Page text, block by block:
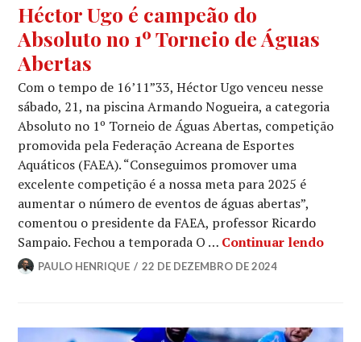
Héctor Ugo é campeão do
Absoluto no 1º Torneio de Águas
Abertas
Com o tempo de 16’11”33, Héctor Ugo venceu nesse
sábado, 21, na piscina Armando Nogueira, a categoria
Absoluto no 1º Torneio de Águas Abertas, competição
promovida pela Federação Acreana de Esportes
Aquáticos (FAEA). “Conseguimos promover uma
excelente competição é a nossa meta para 2025 é
aumentar o número de eventos de águas abertas”,
comentou o presidente da FAEA, professor Ricardo
Sampaio. Fechou a temporada O … Continuar lendo
PAULO HENRIQUE 22 DE DEZEMBRO DE 2024